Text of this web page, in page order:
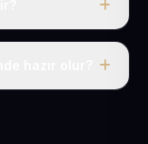
Bu bedele alan